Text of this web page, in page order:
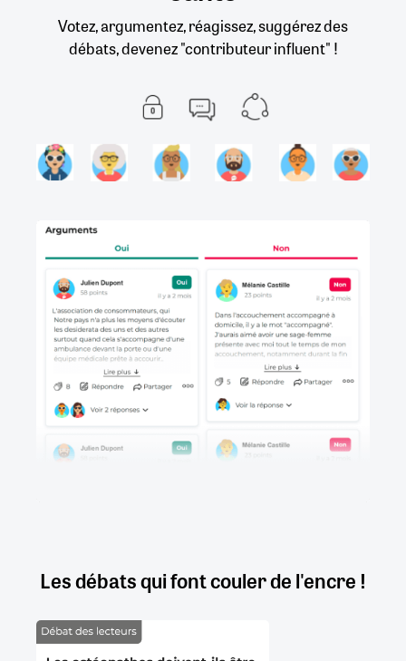
Votez, argumentez, réagissez, suggérez des
débats, devenez "contributeur influent" !
Les débats qui font couler de l'encre !